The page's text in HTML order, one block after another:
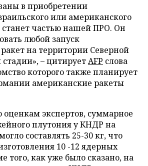
в приобретении
или американского
частью нашей ПРО. Он
любой запуск
на территории Северной
– цитируетAFP слова
которого также планирует
американские ракеты
оценкам экспертов, суммарное
плутония у КНДР на
составлять 25-30 кг, что
10 -12 ядерных
того, как уже было сказано, на